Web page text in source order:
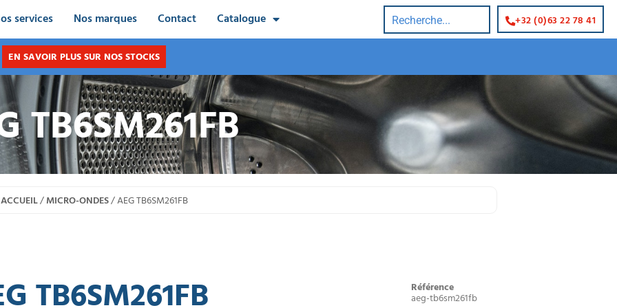
services Nos marques Contact Catalogue +32 (0)63 22 78 41
EN SAVOIR PLUS SUR NOS STOCKS
TB6SM261FB
ACCUEIL/MICRO-ONDES/ AEG TB6SM261FB
TB6SM261FB Référence
aeg-tb6sm261fb